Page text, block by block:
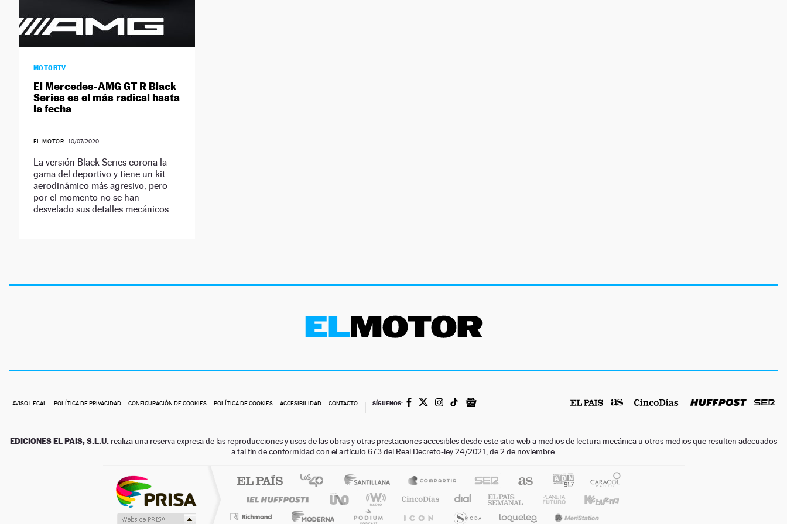
MOTORTV
El Mercedes-AMG GT R Black
Series es el más radical hasta
la fecha
EL MOTOR | 10/07/2020
La versión Black Series corona la
gama del deportivo y tiene un kit
aerodinámico más agresivo, pero
por el momento no se han
desvelado sus detalles mecánicos.
AVISO LEGAL POLÍTICA DE PRIVACIDAD CONFIGURACIÓN DE COOKIES POLÍTICA DE COOKIES ACCESIBILIDAD CONTACTO SÍGUENOS:
EDICIONES EL PAIS, S.L.U. realiza una reserva expresa de las reproducciones y usos de las obras y otras prestaciones accesibles desde este sitio web a medios de lectura mecánica u otros medios que resulten adecuados
a tal fin de conformidad con el artículo 67.3 del Real Decreto-ley 24/2021, de 2 de noviembre.